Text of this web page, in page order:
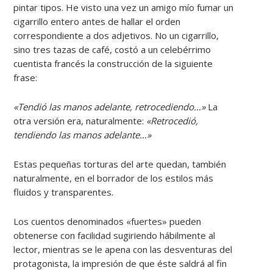
pintar tipos. He visto una vez un amigo mío fumar un
cigarrillo entero antes de hallar el orden
correspondiente a dos adjetivos. No un cigarrillo,
sino tres tazas de café, costó a un celebérrimo
cuentista francés la construcción de la siguiente
frase:
«Tendió las manos adelante, retrocediendo…»La
otra versión era, naturalmente: «Retrocedió,
tendiendo las manos adelante…»
Estas pequeñas torturas del arte quedan, también
naturalmente, en el borrador de los estilos más
fluidos y transparentes.
Los cuentos denominados «fuertes» pueden
obtenerse con facilidad sugiriendo hábilmente al
lector, mientras se le apena con las desventuras del
protagonista, la impresión de que éste saldrá al fin